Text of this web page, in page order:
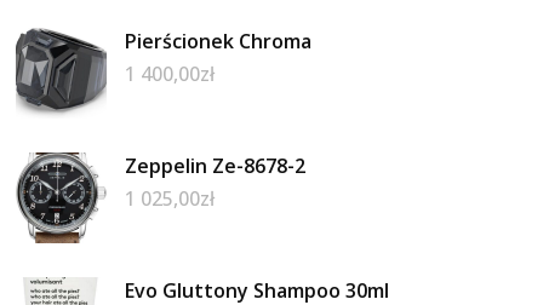
Pierścionek Chroma
1 400,00zł
Zeppelin Ze-8678-2
1 025,00zł
Evo Gluttony Shampoo 30ml